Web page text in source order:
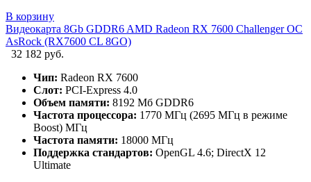
В корзину
Видеокарта 8Gb GDDR6 AMD Radeon RX 7600 Challenger OC
AsRock (RX7600 CL 8GO)
32 182 руб.
Чип: Radeon RX 7600
Слот: PCI-Express 4.0
Объем памяти: 8192 Мб GDDR6
Частота процессора: 1770 МГц (2695 МГц в режиме
Boost) МГц
Частота памяти: 18000 МГц
Поддержка стандартов: OpenGL 4.6; DirectX 12
Ultimate